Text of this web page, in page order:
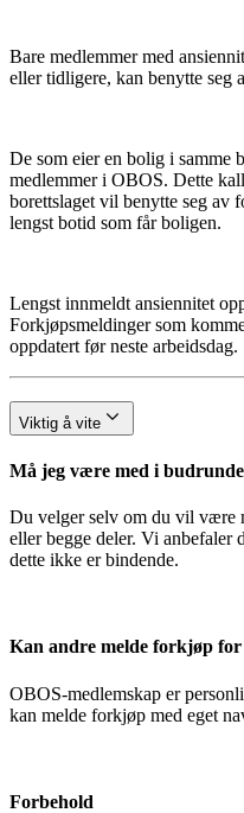
Bare medlemmer med
eller tidligere, kan benytte seg
De som eier en bolig i samme
medlemmer i OBOS. Dette
borettslaget vil benytte seg av
lengst botid som får boligen.
Lengst innmeldt ansiennitet
Forkjøpsmeldinger som
oppdatert før neste arbeidsdag.
Viktig å vite
Må jeg være med i
Du velger selv om du vil være
eller begge deler. Vi anbefaler
dette ikke er bindende.
Kan andre melde forkjøp for
OBOS-medlemskap er
kan melde forkjøp med eget
Forbehold